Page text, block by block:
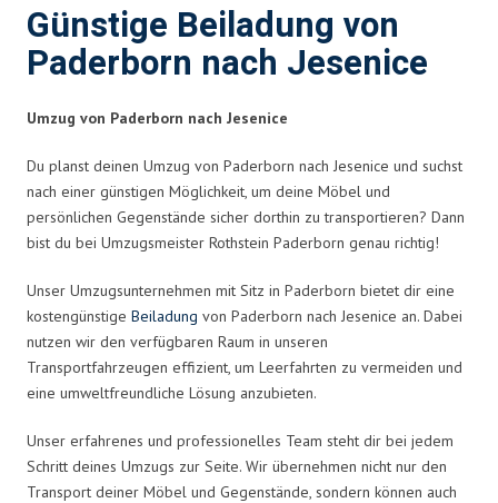
Günstige Beiladung von
Paderborn nach Jesenice
Umzug von Paderborn nach Jesenice
Du planst deinen Umzug von Paderborn nach Jesenice und suchst
nach einer günstigen Möglichkeit, um deine Möbel und
persönlichen Gegenstände sicher dorthin zu transportieren? Dann
bist du bei Umzugsmeister Rothstein Paderborn genau richtig!
Unser Umzugsunternehmen mit Sitz in Paderborn bietet dir eine
kostengünstige Beiladung von Paderborn nach Jesenice an. Dabei
nutzen wir den verfügbaren Raum in unseren
Transportfahrzeugen effizient, um Leerfahrten zu vermeiden und
eine umweltfreundliche Lösung anzubieten.
Unser erfahrenes und professionelles Team steht dir bei jedem
Schritt deines Umzugs zur Seite. Wir übernehmen nicht nur den
Transport deiner Möbel und Gegenstände, sondern können auch